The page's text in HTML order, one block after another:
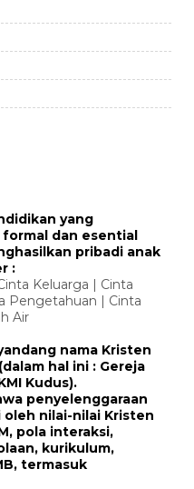
yang
dan esential
pribadi anak
:
Keluarga | Cinta
Pengetahuan | Cinta
Air
nama Kristen
hal ini : Gereja
Kudus).
penyelenggaraan
nilai-nilai Kristen
pola interaksi,
kurikulum,
termasuk